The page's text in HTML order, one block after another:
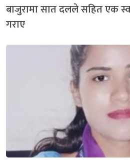
बाजुरामा सात दलले सहित एक
गराए